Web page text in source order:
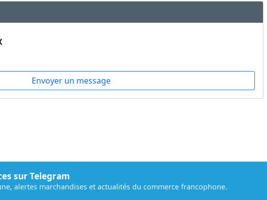
Envoyer un message
sur Telegram
alertes marchandises et actualités du commerce francophone.